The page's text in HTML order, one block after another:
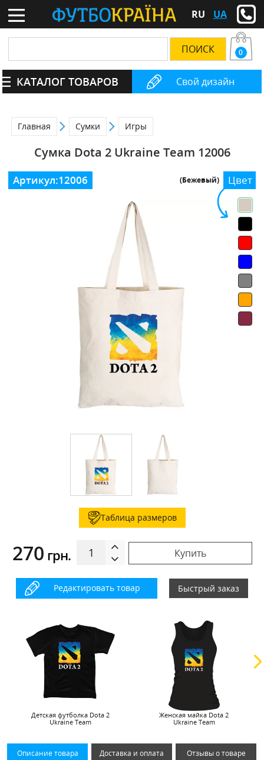
RU UA
Свой дизайн
0
КАТАЛОГ ТОВАРОВ
Главная Сумки Игры
Сумка Dota 2 Ukraine Team 12006
Цвет
(Бежевый)
Таблица размеров
270 грн. Купить
Редактировать товар Быстрый заказ
Артикул:12006
Детская футболка Dota 2
Ukraine Team
Женская майка Dota 2
Ukraine Team
Описание товара Доставка и оплата Отзывы о товаре